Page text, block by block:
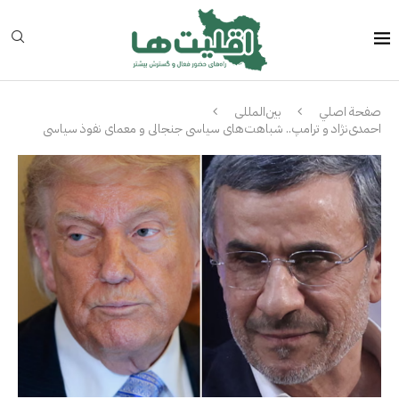
صفحة اصلي
بین‌المللی
احمدی‌نژاد و ترامپ.. شباهت‌های سیاسی جنجالی و معمای نفوذ سیاسی